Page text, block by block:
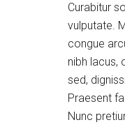
Curabitur
vulputate.
congue
nibh lacus,
sed,
Praesent
Nunc